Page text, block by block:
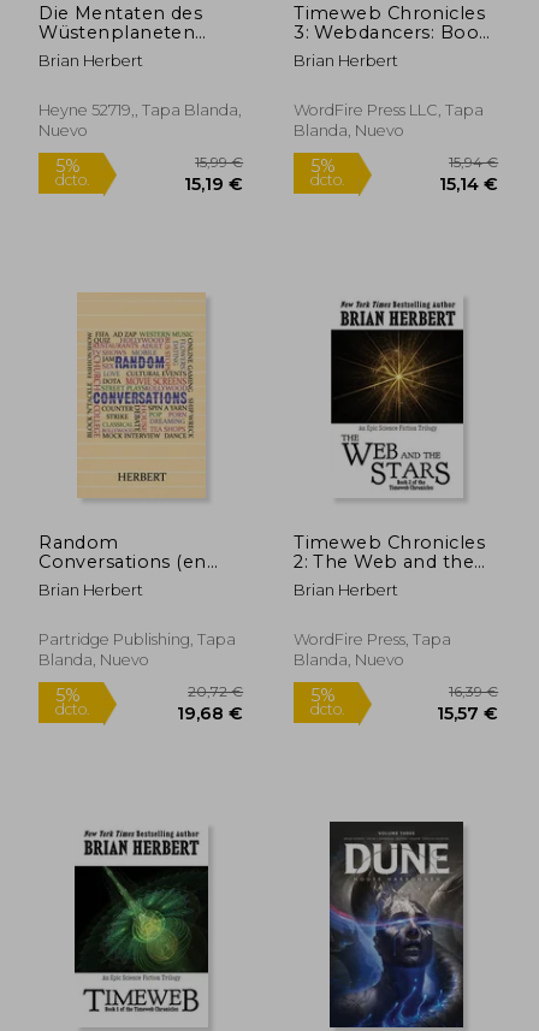
5% 5%
dcto.
Die Mentaten des
Wüstenplaneten
Wüstenplanet (en
Alemán)
Brian Herbert
Heyne 52719,, Tapa Blanda,
Nuevo
Timeweb Chronicles
3: Webdancers: Book
3 of the Timeweb
Chronicles: Volume 3
Brian Herbert
WordFire Press LLC, Tapa
Blanda, Nuevo
Random
Conversations (en
Inglés)
Brian Herbert
Partridge Publishing, Tapa
Blanda, Nuevo
Timeweb Chronicles
2: The Web and the
Stars: Book 2 of the
Timeweb Chronicles:
Brian Herbert
WordFire Press, Tapa
Blanda, Nuevo